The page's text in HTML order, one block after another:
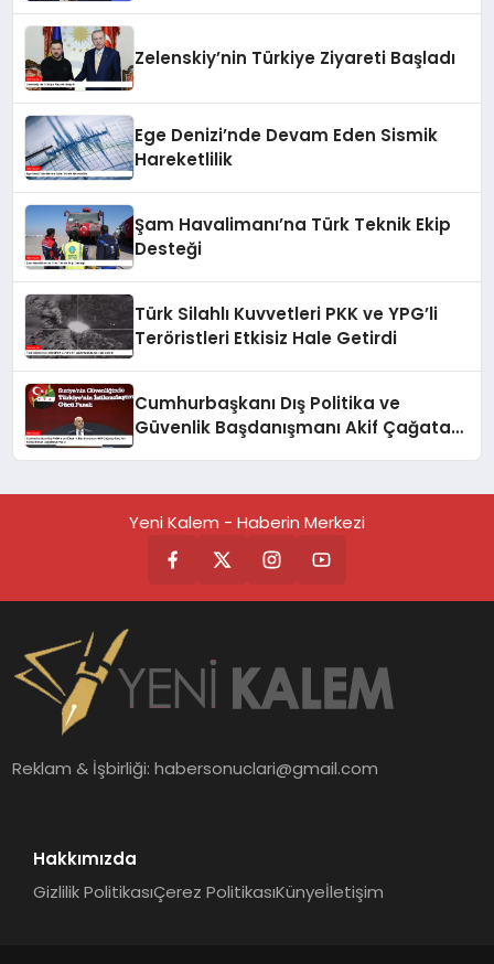
Zelenskiy’nin Türkiye Ziyareti Başladı
Ege Denizi’nde Devam Eden Sismik
Hareketlilik
Şam Havalimanı’na Türk Teknik Ekip
Desteği
Türk Silahlı Kuvvetleri PKK ve YPG’li
Teröristleri Etkisiz Hale Getirdi
Cumhurbaşkanı Dış Politika ve
Güvenlik Başdanışmanı Akif Çağatay
Yeni Kalem - Haberin Merkezi
Reklam & İşbirliği:habersonuclari@gmail.com
Hakkımızda
Gizlilik PolitikasıÇerez PolitikasıKünyeİletişim